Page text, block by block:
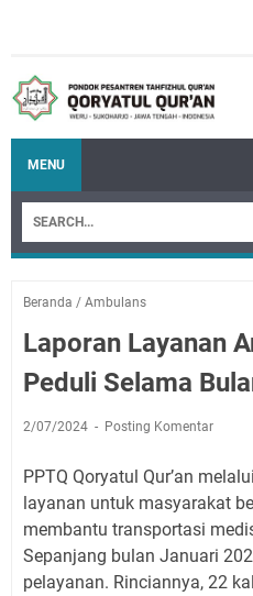
MENU
Beranda / Ambulans
Laporan Layanan
Peduli Selama
2/07/2024 Posting Komentar
PPTQ Qoryatul Qur’an
layanan untuk masyarakat
membantu transportasi
Sepanjang bulan Januari
pelayanan. Rinciannya, 22